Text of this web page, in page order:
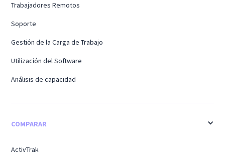
Trabajadores Remotos
Soporte
Gestión de la Carga de Trabajo
Utilización del Software
Análisis de capacidad
COMPARAR
ActivTrak